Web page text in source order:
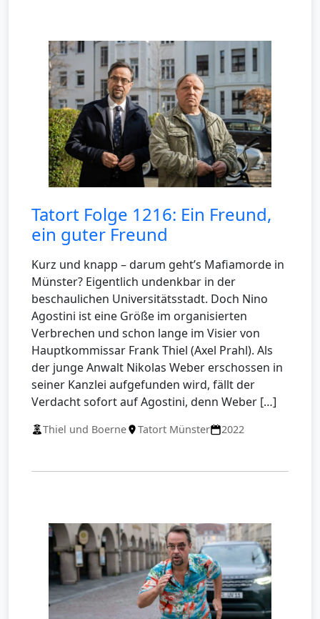
Tatort Folge 1216: Ein Freund,
ein guter Freund
Kurz und knapp – darum geht’s Mafiamorde in
Münster? Eigentlich undenkbar in der
beschaulichen Universitätsstadt. Doch Nino
Agostini ist eine Größe im organisierten
Verbrechen und schon lange im Visier von
Hauptkommissar Frank Thiel (Axel Prahl). Als
der junge Anwalt Nikolas Weber erschossen in
seiner Kanzlei aufgefunden wird, fällt der
Verdacht sofort auf Agostini, denn Weber […]
Thiel und Boerne Tatort Münster 2022